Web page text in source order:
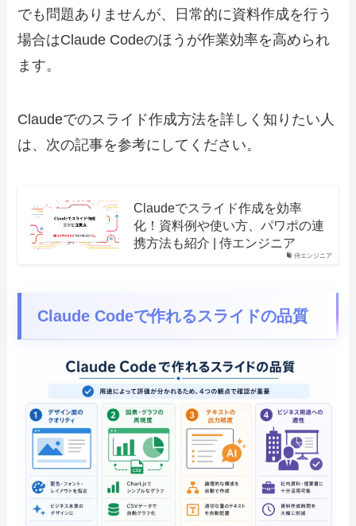
でも問題ありませんが、日常的に資料作成を行う
場合はClaude Codeのほうが作業効率を高められ
ます。
Claudeでのスライド作成方法を詳しく知りたい人
は、次の記事を参考にしてください。
侍エンジニア
Claudeでスライド作成を効率
化！資料例や使い方、パワポの連
携方法も紹介 | 侍エンジニア
Claude Codeで作れるスライドの品質